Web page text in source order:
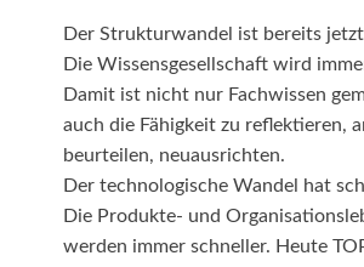
Der Strukturwandel ist bereits
Die Wissensgesellschaft wird
Damit ist nicht nur Fachwissen
auch die Fähigkeit zu reflektieren,
beurteilen, neuausrichten.
Der technologische Wandel hat
Die Produkte- und
werden immer schneller. Heute